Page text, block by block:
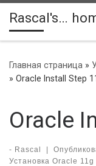
Skip to content
Rascal's…
Главная страница »
» Oracle Install Step
Oracle
- Rascal |
Установка Oracle